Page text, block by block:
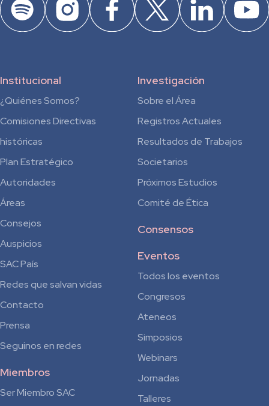
Institucional
¿Quiénes Somos?
Comisiones Directivas
históricas
Plan Estratégico
Autoridades
Áreas
Consejos
Auspicios
SAC País
Redes que salvan vidas
Contacto
Prensa
Seguinos en redes
Miembros
Ser Miembro SAC
Investigación
Sobre el Área
Registros Actuales
Resultados de Trabajos
Societarios
Próximos Estudios
Comité de Ética
Consensos
Eventos
Todos los eventos
Congresos
Ateneos
Simposios
Webinars
Jornadas
Talleres